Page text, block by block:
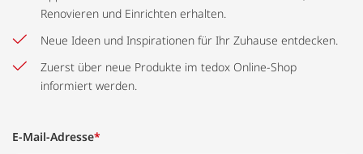
Renovieren und Einrichten erhalten.
Neue Ideen und Inspirationen für Ihr Zuhause entdecken.
Zuerst über neue Produkte im tedox Online-Shop
informiert werden.
E-Mail-Adresse*